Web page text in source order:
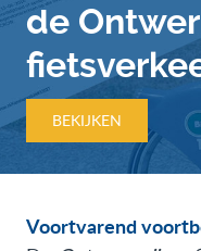
de
BEKIJKEN
Voortvarend